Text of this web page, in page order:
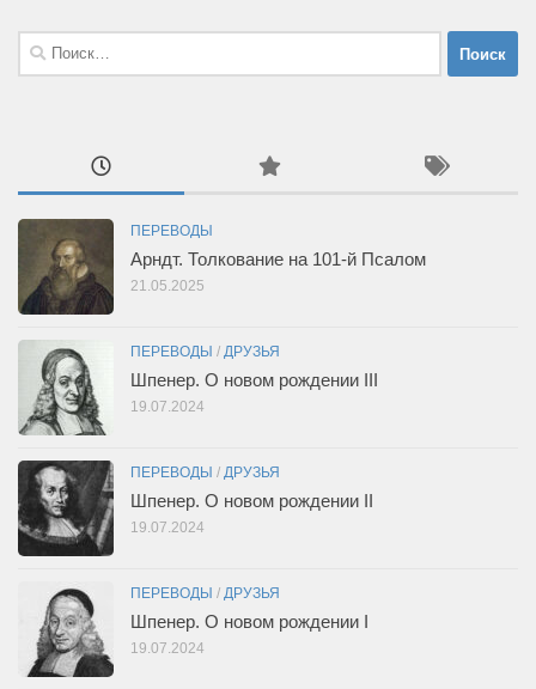
Найти:
ПЕРЕВОДЫ
Арндт. Толкование на 101-й Псалом
21.05.2025
ПЕРЕВОДЫ / ДРУЗЬЯ
Шпенер. О новом рождении III
19.07.2024
ПЕРЕВОДЫ / ДРУЗЬЯ
Шпенер. О новом рождении II
19.07.2024
ПЕРЕВОДЫ / ДРУЗЬЯ
Шпенер. О новом рождении I
19.07.2024